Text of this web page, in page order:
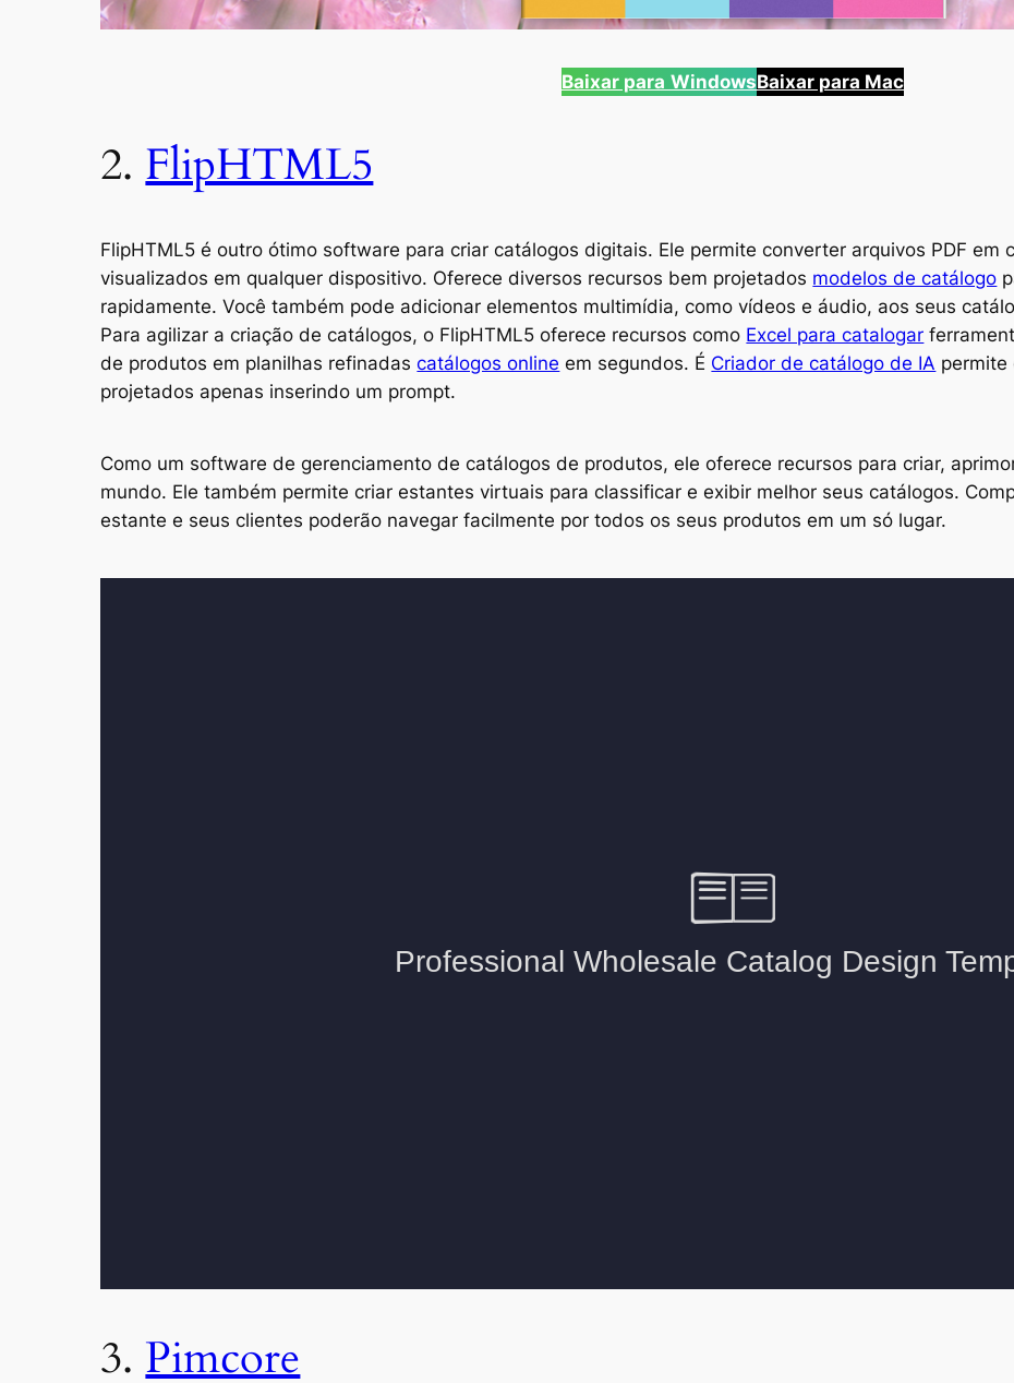
Baixar para WindowsBaixar para Mac
2.FlipHTML5
FlipHTML5 é outro ótimo software para criar catálogos digitais. Ele permite converter arquivos PDF em
visualizados em qualquer dispositivo. Oferece diversos recursos bem projetados modelos de catálogo
rapidamente. Você também pode adicionar elementos multimídia, como vídeos e áudio, aos seus
Para agilizar a criação de catálogos, o FlipHTML5 oferece recursos como Excel para catalogar
de produtos em planilhas refinadascatálogos online em segundos. É Criador de catálogo de IA permite
projetados apenas inserindo um prompt.
Como um software de gerenciamento de catálogos de produtos, ele oferece recursos para criar,
mundo. Ele também permite criar estantes virtuais para classificar e exibir melhor seus catálogos.
estante e seus clientes poderão navegar facilmente por todos os seus produtos em um só lugar.
3.Pimcore